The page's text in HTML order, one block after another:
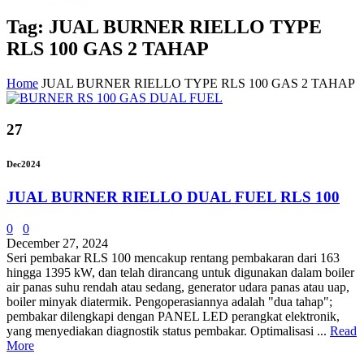
Tag: JUAL BURNER RIELLO TYPE
RLS 100 GAS 2 TAHAP
Home JUAL BURNER RIELLO TYPE RLS 100 GAS 2 TAHAP
27
Dec2024
JUAL BURNER RIELLO DUAL FUEL RLS 100
0
0
December 27, 2024
Seri pembakar RLS 100 mencakup rentang pembakaran dari 163
hingga 1395 kW, dan telah dirancang untuk digunakan dalam boiler
air panas suhu rendah atau sedang, generator udara panas atau uap,
boiler minyak diatermik. Pengoperasiannya adalah "dua tahap";
pembakar dilengkapi dengan PANEL LED perangkat elektronik,
yang menyediakan diagnostik status pembakar. Optimalisasi ... Read
More